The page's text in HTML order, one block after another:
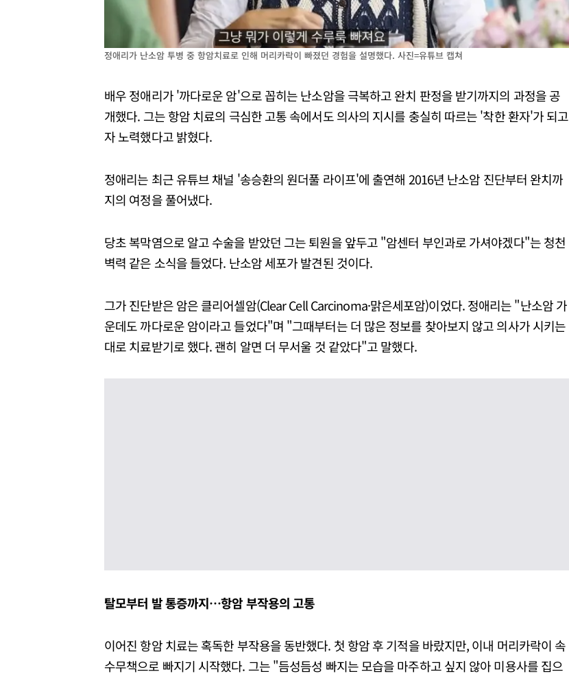
정애리가 난소암 투병 중 항암치료로 인해 머리카락이 빠졌던 경험을 설명했다. 사진=유튜브 캡쳐
배우 정애리가 '까다로운 암'으로 꼽히는 난소암을 극복하고 완치 판정을 받기까지의 과정을 공
개했다. 그는 항암 치료의 극심한 고통 속에서도 의사의 지시를 충실히 따르는 '착한 환자'가 되고
자 노력했다고 밝혔다.
정애리는 최근 유튜브 채널 '송승환의 원더풀 라이프'에 출연해 2016년 난소암 진단부터 완치까
지의 여정을 풀어냈다.
당초 복막염으로 알고 수술을 받았던 그는 퇴원을 앞두고 "암센터 부인과로 가셔야겠다"는 청천
벽력 같은 소식을 들었다. 난소암 세포가 발견된 것이다.
그가 진단받은 암은 클리어셀암(Clear Cell Carcinoma·맑은세포암)이었다. 정애리는 "난소암 가
운데도 까다로운 암이라고 들었다"며 "그때부터는 더 많은 정보를 찾아보지 않고 의사가 시키는
대로 치료받기로 했다. 괜히 알면 더 무서울 것 같았다"고 말했다.
탈모부터 발 통증까지…항암 부작용의 고통
이어진 항암 치료는 혹독한 부작용을 동반했다. 첫 항암 후 기적을 바랐지만, 이내 머리카락이 속
수무책으로 빠지기 시작했다. 그는 "듬성듬성 빠지는 모습을 마주하고 싶지 않아 미용사를 집으